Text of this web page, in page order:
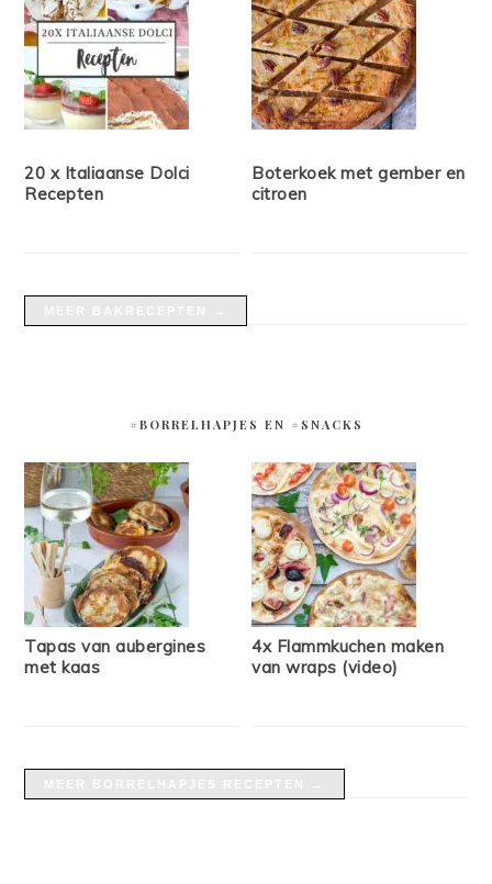
20 x Italiaanse Dolci
Recepten
Boterkoek met gember en
citroen
#BORRELHAPJES EN #SNACKS
Tapas van aubergines
met kaas
4x Flammkuchen maken
van wraps (video)